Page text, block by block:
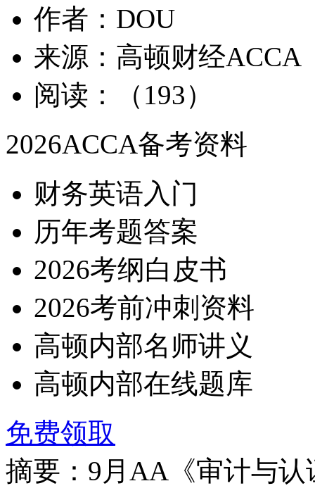
作者：DOU
来源：高顿财经ACCA
阅读：（193）
2026ACCA备考资料
财务英语入门
历年考题答案
2026考纲白皮书
2026考前冲刺资料
高顿内部名师讲义
高顿内部在线题库
免费领取
摘要：9月AA《审计与